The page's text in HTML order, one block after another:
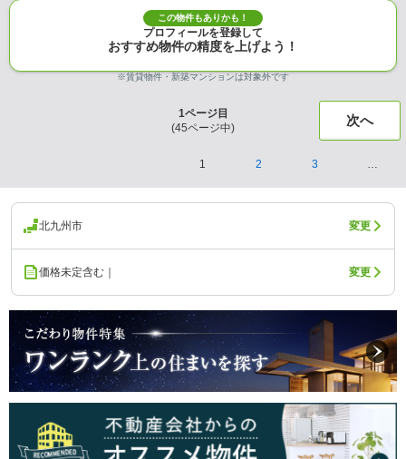
この物件もありかも！
プロフィールを登録して
おすすめ物件の精度を上げよう！
※賃貸物件・新築マンションは対象外です
1ページ目
(45ページ中) 次へ
1 2 3 …
北九州市 変更
価格未定含む｜ 変更